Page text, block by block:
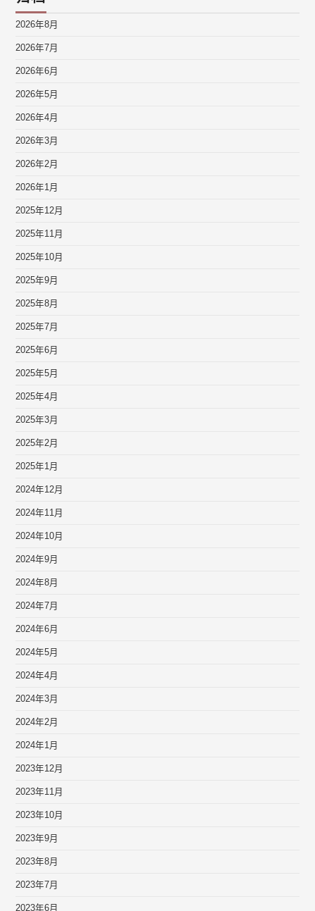
2026年8月
2026年7月
2026年6月
2026年5月
2026年4月
2026年3月
2026年2月
2026年1月
2025年12月
2025年11月
2025年10月
2025年9月
2025年8月
2025年7月
2025年6月
2025年5月
2025年4月
2025年3月
2025年2月
2025年1月
2024年12月
2024年11月
2024年10月
2024年9月
2024年8月
2024年7月
2024年6月
2024年5月
2024年4月
2024年3月
2024年2月
2024年1月
2023年12月
2023年11月
2023年10月
2023年9月
2023年8月
2023年7月
2023年6月